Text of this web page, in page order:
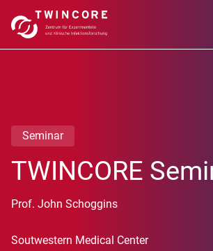
Seminar
TWINCORE
Prof. John Schoggins
Soutwestern Medical Center